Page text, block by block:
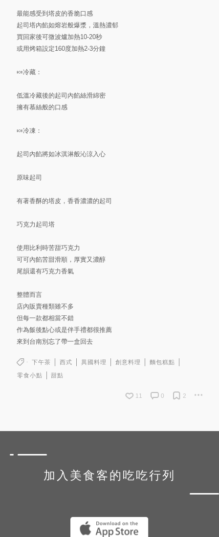
最能感受到塔皮的香脆口感
起司塔內餡如熔岩般爆漿，溫熱濃郁
買回家後可微波爐加熱10-20秒
或用烤箱設定160度加熱2-3分鐘
🍬冷藏：
低溫冷藏後的起司內餡絲滑綿密
擁有慕絲般的口感
🍬冷凍：
起司內餡將如冰淇淋般沁涼入心
原味起司
有著香酥的塔皮，香香濃濃的起司
巧克力起司塔
使用比利時苦甜巧克力
可可內餡苦甜滑順，厚實又濃醇
尾韻還有巧克力香氣
整體而言
店內販賣種類雖不多
但每一款都相當不錯
作為飯後點心或是伴手禮都很推薦
來到台南別忘了帶一盒回去
下午茶 西式 異國料理 創意料理
麵包糕點
零食小點
甜點
11 0 2
加入美食客的吃吃行列